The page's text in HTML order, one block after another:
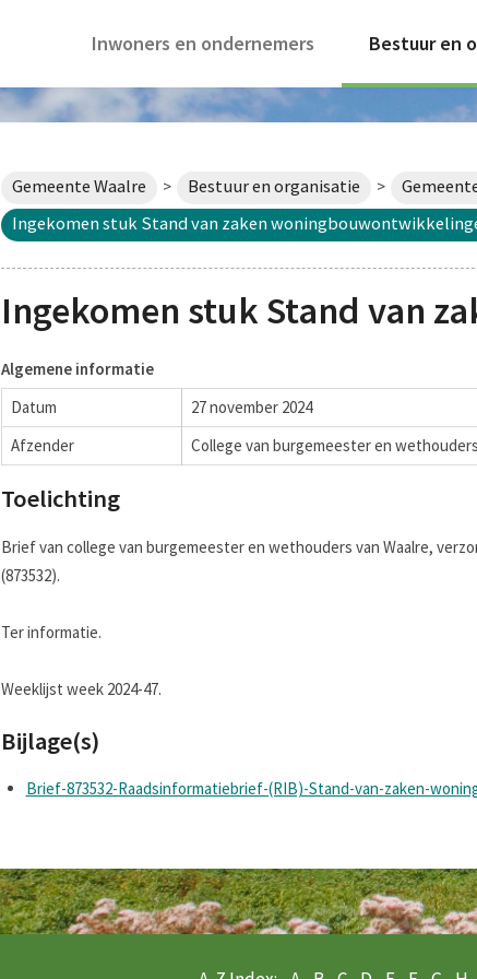
Inwoners en ondernemers Bestuur en
Gemeente Waalre > Bestuur en organisatie >
Ingekomen stuk Stand van zaken
Ingekomen stuk Stand van
Algemene informatie
Datum
27 november 2024
Afzender
College van burgemeester en
Toelichting
Brief van college van burgemeester en wethouders van Waalre,
(873532).
Ter informatie.
Weeklijst week 2024-47.
Bijlage(s)
Brief-873532-Raadsinformatiebrief-(RIB)-Stand-van-zaken-